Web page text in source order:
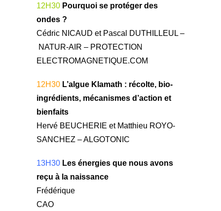
12H30 Pourquoi se protéger des
ondes ?
Cédric NICAUD et Pascal DUTHILLEUL –
NATUR-AIR – PROTECTION
ELECTROMAGNETIQUE.COM
12H30 L’algue Klamath : récolte, bio-
ingrédients, mécanismes d’action et
bienfaits
Hervé BEUCHERIE et Matthieu ROYO-
SANCHEZ – ALGOTONIC
13H30 Les énergies que nous avons
reçu à la naissance
Frédérique
CAO